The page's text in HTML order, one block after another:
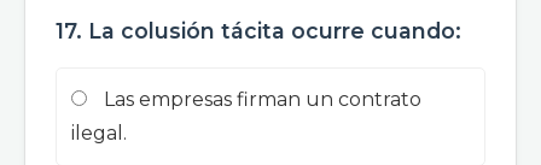
17. La colusión tácita ocurre cuando:
Las empresas firman un contrato
ilegal.